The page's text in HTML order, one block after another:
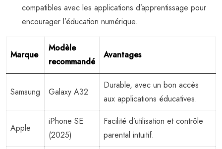
compatibles avec les applications d’apprentissage pour
encourager l’éducation numérique.
Marque
Modèle
recommandé
Avantages
Samsung Galaxy A32
Durable, avec un bon accès
aux applications éducatives.
Apple
iPhone SE
(2025)
Facilité d’utilisation et contrôle
parental intuitif.